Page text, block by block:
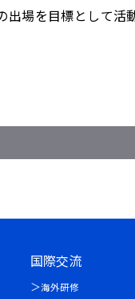
出場を目標として活
国際交流
海外研修